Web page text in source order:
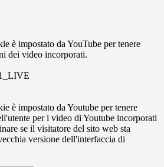
è impostato da YouTube per tenere
dei video incorporati.
è impostato da Youtube per tenere
per i video di Youtube incorporati
se il visitatore del sito web sta
versione dell'interfaccia di